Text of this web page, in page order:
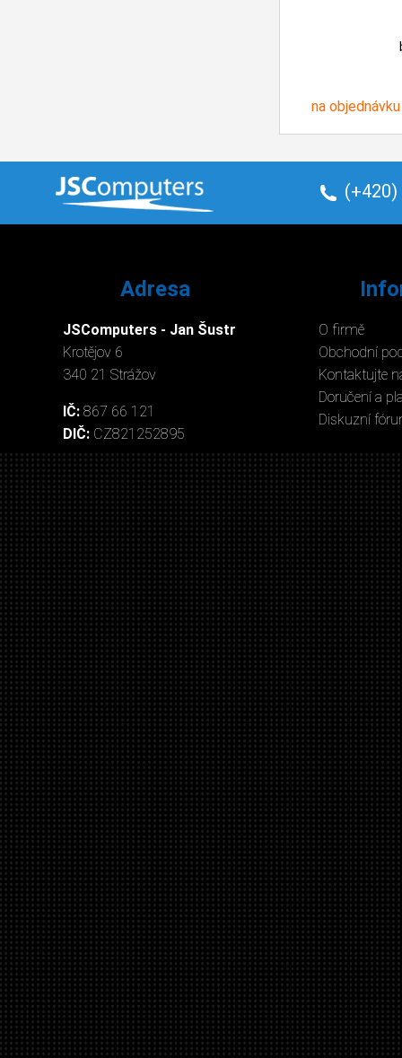
na objednávku
(+420)
Adresa
JSComputers - Jan Šustr
Krotějov 6
340 21 Strážov
IČ: 867 66 121
DIČ: CZ821252895
O firmě
Obchodní
Kontaktujte
Doručení a
Diskuzní